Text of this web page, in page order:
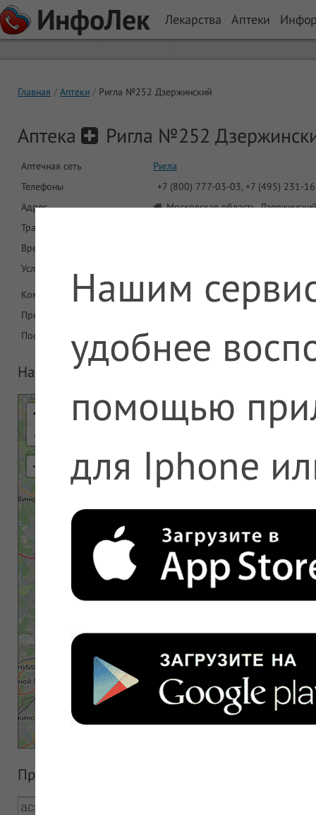
ИнфоЛек Лекарства Аптеки
Главная Аптеки Ригла №252 Дзержинский
Аптека Ригла №252
Аптечная сеть
Ригла
Телефоны
+7 (800) 777-03-03, +7 (495) 231-
Адрес
Московская область,
Транспорт
Время работы
Услуги
Комментарий
Предложений в аптеке
Последнее обновление
На карте
+
-
⇢
Прайс аптеки
Нашим
удобнее
помощью
для Iphone